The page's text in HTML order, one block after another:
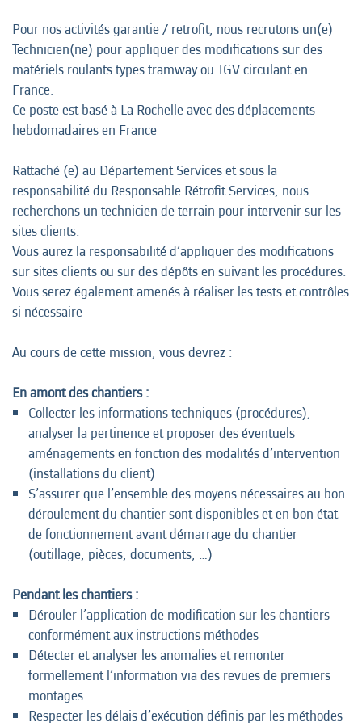
Pour nos activités garantie / retrofit, nous recrutons un(e)
Technicien(ne) pour appliquer des modifications sur des
matériels roulants types tramway ou TGV circulant en
France.
Ce poste est basé à La Rochelle avec des déplacements
hebdomadaires en France
Rattaché (e) au Département Services et sous la
responsabilité du Responsable Rétrofit Services, nous
recherchons un technicien de terrain pour intervenir sur les
sites clients.
Vous aurez la responsabilité d’appliquer des modifications
sur sites clients ou sur des dépôts en suivant les procédures.
Vous serez également amenés à réaliser les tests et contrôles
si nécessaire
Au cours de cette mission, vous devrez :
En amont des chantiers :
Collecter les informations techniques (procédures),
analyser la pertinence et proposer des éventuels
aménagements en fonction des modalités d’intervention
(installations du client)
S’assurer que l’ensemble des moyens nécessaires au bon
déroulement du chantier sont disponibles et en bon état
de fonctionnement avant démarrage du chantier
(outillage, pièces, documents, …)
Pendant les chantiers :
Dérouler l’application de modification sur les chantiers
conformément aux instructions méthodes
Détecter et analyser les anomalies et remonter
formellement l’information via des revues de premiers
montages
Respecter les délais d’exécution définis par les méthodes